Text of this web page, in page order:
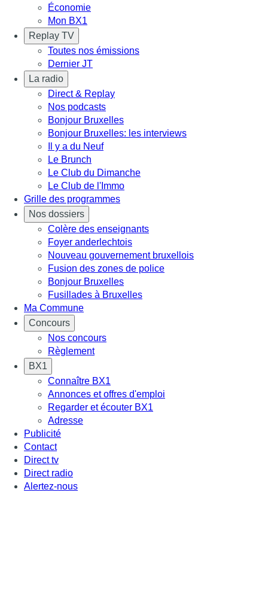
Économie
Mon BX1
Replay TV
Toutes nos émissions
Dernier JT
La radio
Direct & Replay
Nos podcasts
Bonjour Bruxelles
Bonjour Bruxelles: les interviews
Il y a du Neuf
Le Brunch
Le Club du Dimanche
Le Club de l'Immo
Grille des programmes
Nos dossiers
Colère des enseignants
Foyer anderlechtois
Nouveau gouvernement bruxellois
Fusion des zones de police
Bonjour Bruxelles
Fusillades à Bruxelles
Ma Commune
Concours
Nos concours
Règlement
BX1
Connaître BX1
Annonces et offres d'emploi
Regarder et écouter BX1
Adresse
Publicité
Contact
Direct tv
Direct radio
Alertez-nous